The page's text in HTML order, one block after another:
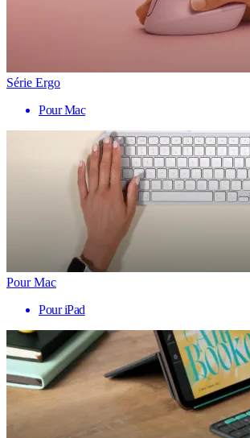
Série Ergo
Pour Mac
Pour Mac
Pour iPad